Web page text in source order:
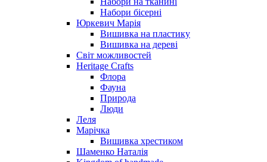
Набори бісерні
Юркевич Марія
Вишивка на пластику
Вишивка на дереві
Світ можливостей
Heritage Crafts
Флора
Фауна
Природа
Люди
Леля
Марічка
Вишивка хрестиком
Шаменко Наталія